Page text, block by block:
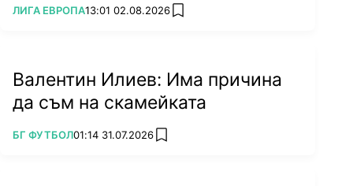
ПОВЕЧЕ ОТ
ЛИГА ЕВРОПА13:01 02.08.2026 add favorites
Валентин Илиев: Има причина
да съм на скамейката
ПОВЕЧЕ ОТ
БГ ФУТБОЛ01:14 31.07.2026 add favorites